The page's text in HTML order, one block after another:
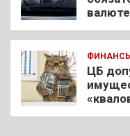
ФИНАНСЫ
ЦБ